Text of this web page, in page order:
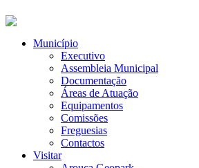
Município
Executivo
Assembleia Municipal
Documentação
Áreas de Atuação
Equipamentos
Comissões
Freguesias
Contactos
Visitar